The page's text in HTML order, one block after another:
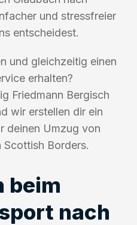
und stressfreier
entscheidest.
und gleichzeitig einen
erhalten?
Friedmann Bergisch
wir erstellen dir ein
deinen Umzug von
Scottish Borders.
beim
nach